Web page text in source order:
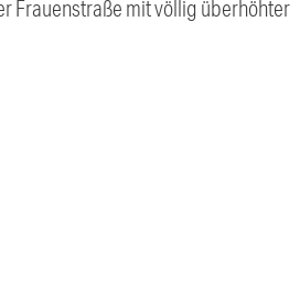
Frauenstraße mit völlig überhöhter